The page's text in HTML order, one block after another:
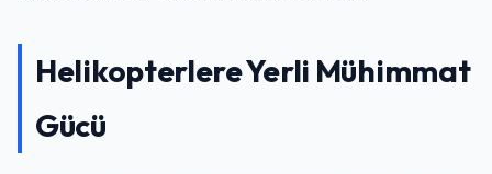
Helikopterlere Yerli Mühimmat
Gücü